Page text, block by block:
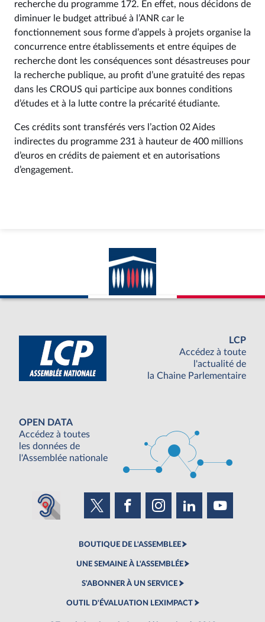
recherche du programme 172. En effet, nous décidons de
diminuer le budget attribué à l’ANR car le
fonctionnement sous forme d’appels à projets organise la
concurrence entre établissements et entre équipes de
recherche dont les conséquences sont désastreuses pour
la recherche publique, au profit d’une gratuité des repas
dans les CROUS qui participe aux bonnes conditions
d’études et à la lutte contre la précarité étudiante.
Ces crédits sont transférés vers l’action 02 Aides
indirectes du programme 231 à hauteur de 400 millions
d’euros en crédits de paiement et en autorisations
d’engagement.
LCP
Accédez à toute
l'actualité de
la Chaine Parlementaire
OPEN DATA
Accédez à toutes
les données de
l'Assemblée nationale
BOUTIQUE DE L'ASSEMBLEE
UNE SEMAINE À L'ASSEMBLÉE
S'ABONNER À UN SERVICE
OUTIL D'ÉVALUATION LEXIMPACT